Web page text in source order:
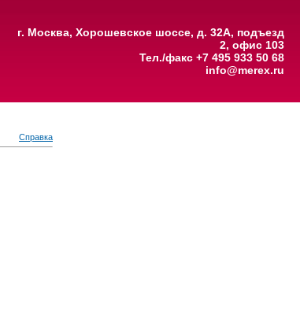
г. Москва, Хорошевское шоссе, д. 32А, подъезд
2, офис 103
Тел./факс +7 495 933 50 68
info@merex.ru
Справка